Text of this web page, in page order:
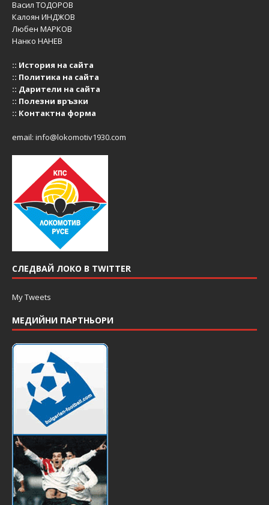
Васил ТОДОРОВ
Калоян ИНДЖОВ
Любен МАРКОВ
Нанко НАНЕВ
:: История на сайта
:: Политика на сайта
:: Дарители на сайта
:: Полезни връзки
:: Контактна форма
email: info@lokomotiv1930.com
СЛЕДВАЙ ЛОКО В TWITTER
My Tweets
МЕДИЙНИ ПАРТНЬОРИ